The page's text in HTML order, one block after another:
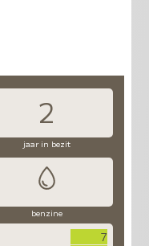
2
jaar in bezit
benzine
7